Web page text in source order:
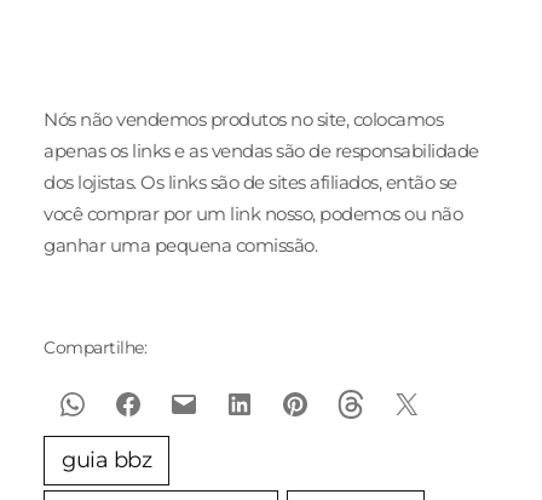
Nós não vendemos produtos no site, colocamos
apenas os links e as vendas são de responsabilidade
dos lojistas. Os links são de sites afiliados, então se
você comprar por um link nosso, podemos ou não
ganhar uma pequena comissão.
Compartilhe:
guia bbz